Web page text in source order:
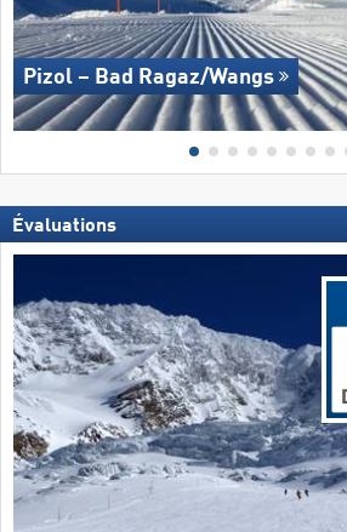
Pizol – Bad Ragaz/​Wangs
Évaluations